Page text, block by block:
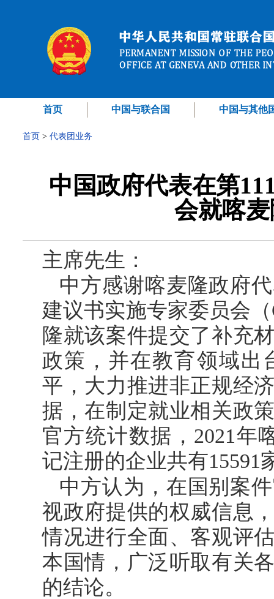
首页 中国与联合国 中国与其他
首页 > 代表团业务
中国政府代表在第
会就喀
主席先生：
中方感谢喀麦隆政府
建议书实施专家委员会（
隆就该案件提交了补充
政策，并在教育领域出
平，大力推进非正规经
据，在制定就业相关政
官方统计数据， 2021年
记注册的企业共有15591
中方认为，在国别案
视政府提供的权威信息
情况进行全面、客观评
本国情，广泛听取有关
的结论。